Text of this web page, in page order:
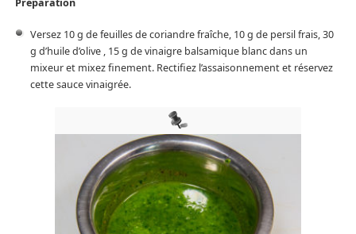
Versez 10 g de feuilles de coriandre fraîche, 10 g de persil frais, 30
g d’huile d’olive , 15 g de vinaigre balsamique blanc dans un
mixeur et mixez finement. Rectifiez l’assaisonnement et réservez
cette sauce vinaigrée.